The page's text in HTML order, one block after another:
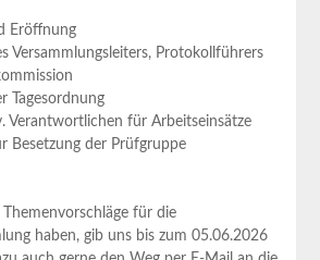
Eröffnung
Versammlungsleiters, Protokollführers
Tagesordnung
Verantwortlichen für Arbeitseinsätze
Besetzung der Prüfgruppe
für die
haben, gib uns bis zum 05.06.2026